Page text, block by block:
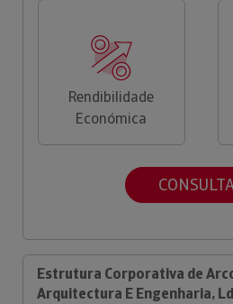
Rendibilidade
Económica
Estrutura Corporativa de
Arquitectura E Engenharia,